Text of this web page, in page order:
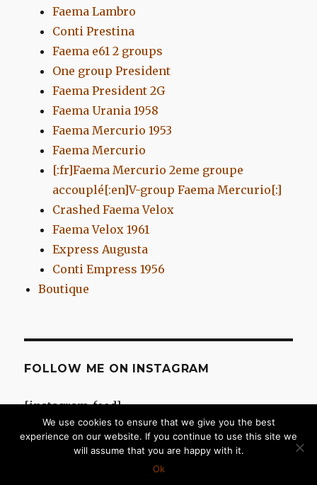
Faema Lambro
Conti Prestina
Faema e61 2 groups
One group President
Faema President 2G
Faema Urania 1958
Faema Mercurio 1953
Faema Mercurio
[:fr]Faema Mercurio 2eme groupe
accouplé[:en]V-group Faema Mercurio[:]
Crashed Faema Velox
Faema Velox 1961
Express Augusta
Conti Empress 1956
Boutique
FOLLOW ME ON INSTAGRAM
[instagram-feed]
Fièrement propulsé par WordPress
We use cookies to ensure that we give you the best
experience on our website. If you continue to use this site we
will assume that you are happy with it.
Ok